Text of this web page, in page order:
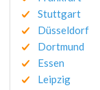
Stuttgart
Düsseldorf
Dortmund
Essen
Leipzig